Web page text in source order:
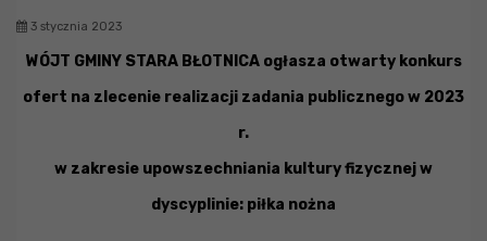
3 stycznia 2023
WÓJT GMINY STARA BŁOTNICA ogłasza otwarty konkurs
ofert na zlecenie realizacji zadania publicznego w 2023
r.
w zakresie upowszechniania kultury fizycznejw
dyscyplinie: piłka nożna